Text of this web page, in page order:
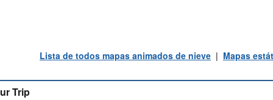
Lista de todos mapas animados de nieve | Mapas
Trip